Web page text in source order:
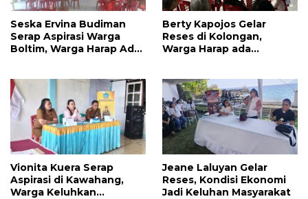
Seska Ervina Budiman
Serap Aspirasi Warga
Boltim, Warga Harap Ada
Berty Kapojos Gelar
Reses di Kolongan,
Warga Harap ada
Vionita Kuera Serap
Aspirasi di Kawahang,
Warga Keluhkan
Jeane Laluyan Gelar
Reses, Kondisi Ekonomi
Jadi Keluhan Masyarakat